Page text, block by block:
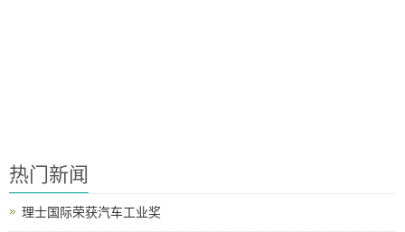
热门新闻
理士国际荣获汽车工业奖